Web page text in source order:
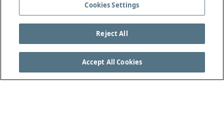
Cookies Settings
Reject All
Accept All Cookies